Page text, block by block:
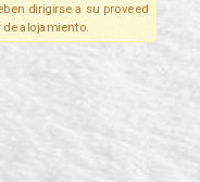
dirigirse a su proveed
de alojamiento.